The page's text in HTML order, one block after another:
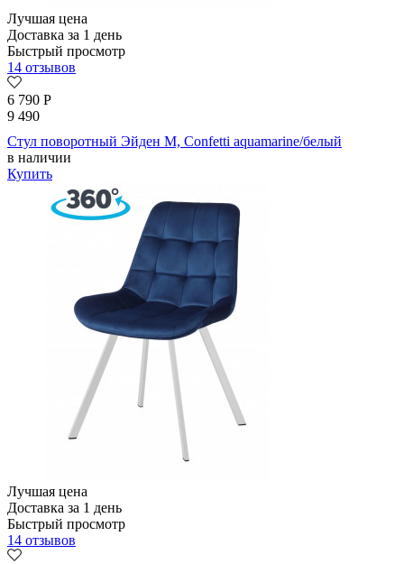
Лучшая цена
Доставка за 1 день
Быстрый просмотр
14 отзывов
6 790 Р
9 490
Стул поворотный Эйден М, Confetti aquamarine/белый
в наличии
Купить
Лучшая цена
Доставка за 1 день
Быстрый просмотр
14 отзывов